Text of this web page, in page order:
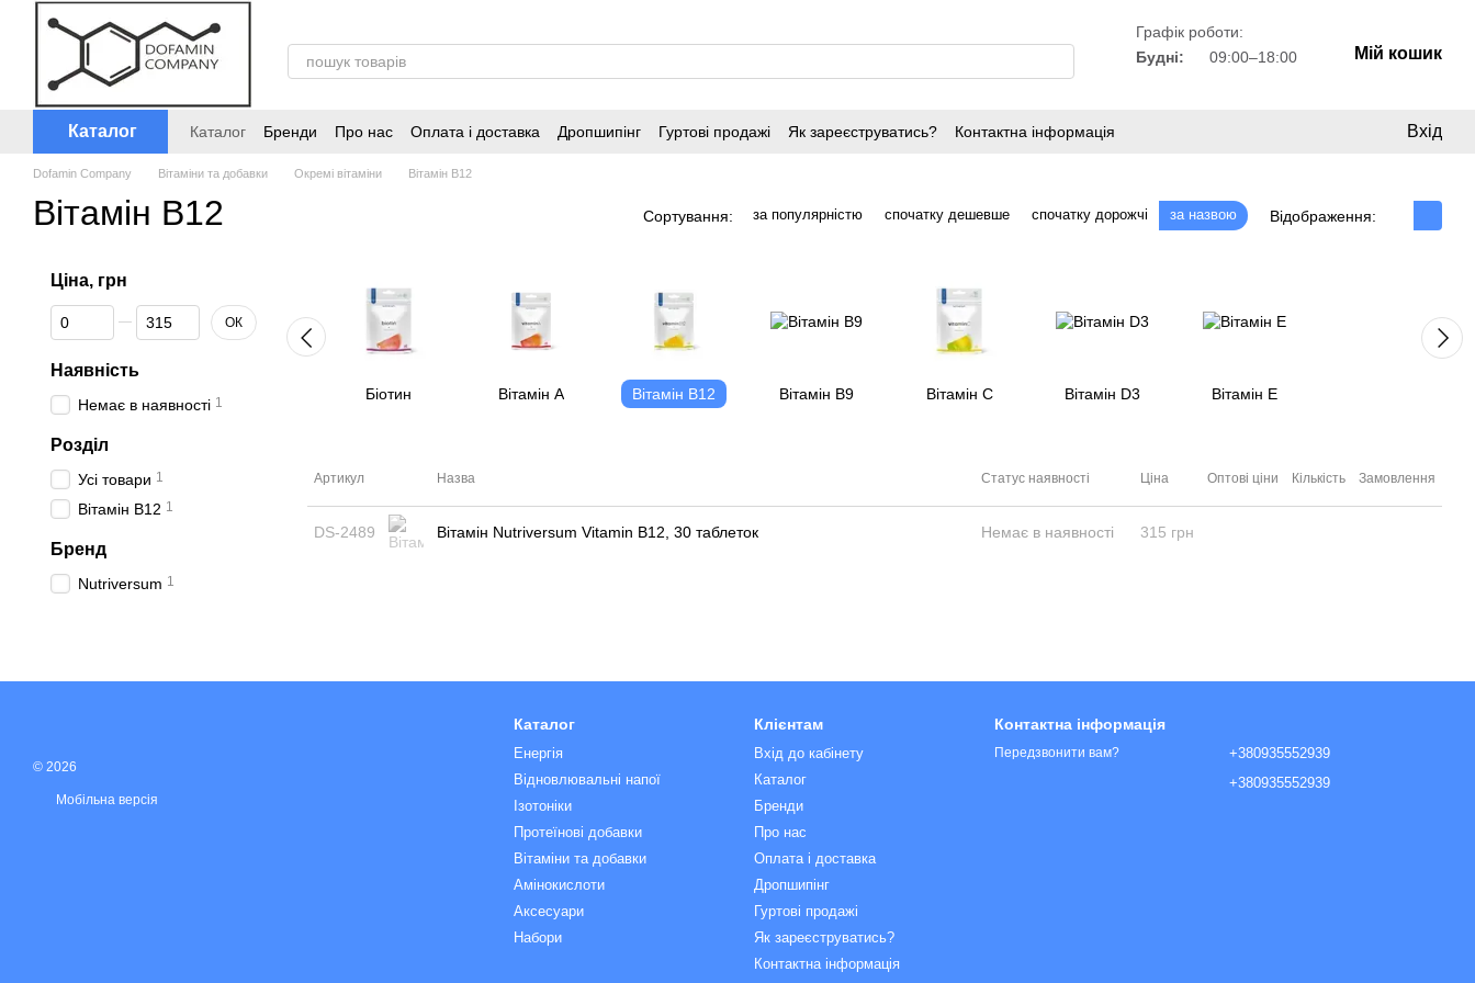
Перейти до основного контенту
Графік роботи:
Будні:
09:00–18:00 Мій кошик
Каталог Каталог Бренди Про нас Оплата і доставка Дропшипінг Гуртові продажі Як зареєструватись? Контактна інформація Вхід
Dofamin Company Вітаміни та добавки Окремі вітаміни Вітамін B12
Вітамін B12 Сортування: за популярністю спочатку дешевше спочатку дорожчі за назвою Відображення:
Біотин Вітамін A Вітамін B12 Вітамін B9 Вітамін C Вітамін D3 Вітамін E
Артикул Назва Статус наявності Ціна Оптові ціни Кількість Замовлення
DS-2489 Вітамін Nutriversum Vitamin B12, 30 таблеток Немає в наявності 315 грн
Ціна, грн
Від Ціна, грн
До Ціна, грн ОК
Наявність
Немає в наявності 1
Розділ
Усі товари 1
Вітамін B12 1
Бренд
Nutriversum 1
© 2026
Мобільна версія
Каталог
Енергія
Відновлювальні напої
Ізотоніки
Протеїнові добавки
Вітаміни та добавки
Амінокислоти
Аксесуари
Набори
Клієнтам
Вхід до кабінету
Каталог
Бренди
Про нас
Оплата і доставка
Дропшипінг
Гуртові продажі
Як зареєструватись?
Контактна інформація
Контактна інформація
Передзвонити вам?
+380935552939
+380935552939